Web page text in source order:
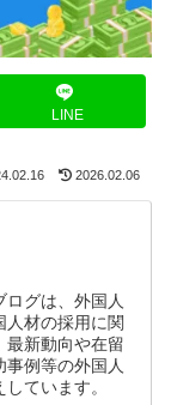
LINE
2026.02.06
ログは、外国人
人材の採用に関
最新動向や在留
例等の外国人
ています。